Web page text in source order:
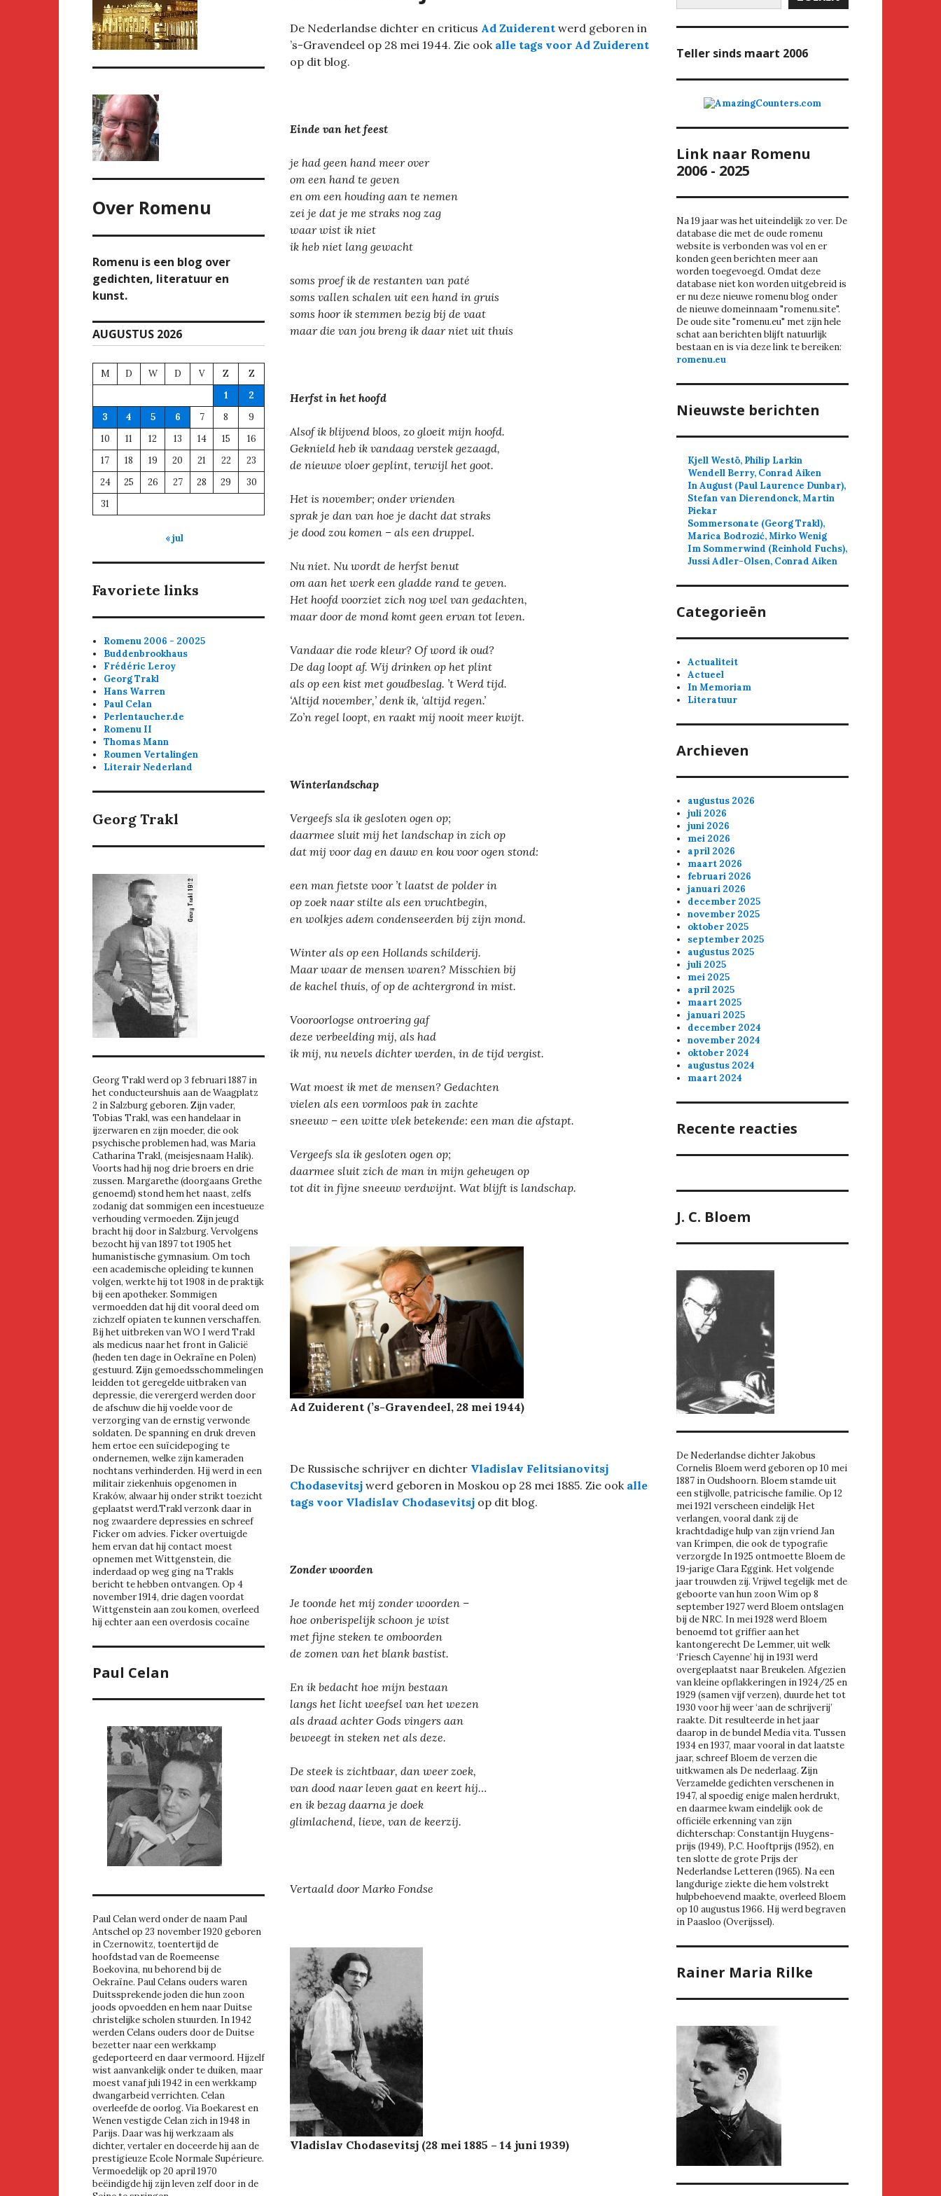
De Nederlandse dichter en criticus Ad Zuiderent werd geboren in
’s-Gravendeel op 28 mei 1944. Zie ook alle tags voor Ad Zuiderent
op dit blog.
Einde van het feest
je had geen hand meer over
om een hand te geven
en om een houding aan te nemen
zei je dat je me straks nog zag
waar wist ik niet
ik heb niet lang gewacht
soms proef ik de restanten van paté
soms vallen schalen uit een hand in gruis
soms hoor ik stemmen bezig bij de vaat
maar die van jou breng ik daar niet uit thuis
Herfst in het hoofd
Alsof ik blijvend bloos, zo gloeit mijn hoofd.
Geknield heb ik vandaag verstek gezaagd,
de nieuwe vloer geplint, terwijl het goot.
Het is november; onder vrienden
sprak je dan van hoe je dacht dat straks
je dood zou komen – als een druppel.
Nu niet. Nu wordt de herfst benut
om aan het werk een gladde rand te geven.
Het hoofd voorziet zich nog wel van gedachten,
maar door de mond komt geen ervan tot leven.
Vandaar die rode kleur? Of word ik oud?
De dag loopt af. Wij drinken op het plint
als op een kist met goudbeslag. ’t Werd tijd.
‘Altijd november,’ denk ik, ‘altijd regen.’
Zo’n regel loopt, en raakt mij nooit meer kwijt.
Winterlandschap
Vergeefs sla ik gesloten ogen op;
daarmee sluit mij het landschap in zich op
dat mij voor dag en dauw en kou voor ogen stond:
een man fietste voor ’t laatst de polder in
op zoek naar stilte als een vruchtbegin,
en wolkjes adem condenseerden bij zijn mond.
Winter als op een Hollands schilderij.
Maar waar de mensen waren? Misschien bij
de kachel thuis, of op de achtergrond in mist.
Vooroorlogse ontroering gaf
deze verbeelding mij, als had
ik mij, nu nevels dichter werden, in de tijd vergist.
Wat moest ik met de mensen? Gedachten
vielen als een vormloos pak in zachte
sneeuw – een witte vlek betekende: een man die afstapt.
Vergeefs sla ik gesloten ogen op;
daarmee sluit zich de man in mijn geheugen op
tot dit in fijne sneeuw verdwijnt. Wat blijft is landschap.
Ad Zuiderent (’s-Gravendeel, 28 mei 1944)
De Russische schrijver en dichter Vladislav Felitsianovitsj
Chodasevitsj werd geboren in Moskou op 28 mei 1885. Zie ook alle
tags voor Vladislav Chodasevitsj op dit blog.
Zonder woorden
Je toonde het mij zonder woorden –
hoe onberispelijk schoon je wist
met fijne steken te omboorden
de zomen van het blank bastist.
En ik bedacht hoe mijn bestaan
langs het licht weefsel van het wezen
als draad achter Gods vingers aan
beweegt in steken net als deze.
De steek is zichtbaar, dan weer zoek,
van dood naar leven gaat en keert hij…
en ik bezag daarna je doek
glimlachend, lieve, van de keerzij.
Vertaald door Marko Fondse
Vladislav Chodasevitsj (28 mei 1885 – 14 juni 1939)
Over Romenu
Romenu is een blog over
gedichten, literatuur en
kunst.
AUGUSTUS 2026
M D W D V Z
Z
1
2
3
4 5 6 7 8
9
10
11 12 13 14 15
16
17
18 19 20 21 22
23
24
25 26 27 28 29
30
31
« jul
Favoriete links
Romenu 2006 - 20025
Buddenbrookhaus
Frédéric Leroy
Georg Trakl
Hans Warren
Paul Celan
Perlentaucher.de
Romenu II
Thomas Mann
Roumen Vertalingen
Literair Nederland
Georg Trakl
Georg Trakl werd op 3 februari 1887 in
het conducteurshuis aan de Waagplatz
2 in Salzburg geboren. Zijn vader,
Tobias Trakl, was een handelaar in
ijzerwaren en zijn moeder, die ook
psychische problemen had, was Maria
Catharina Trakl, (meisjesnaam Halik).
Voorts had hij nog drie broers en drie
zussen. Margarethe (doorgaans Grethe
genoemd) stond hem het naast, zelfs
zodanig dat sommigen een incestueuze
verhouding vermoeden. Zijn jeugd
bracht hij door in Salzburg. Vervolgens
bezocht hij van 1897 tot 1905 het
humanistische gymnasium. Om toch
een academische opleiding te kunnen
volgen, werkte hij tot 1908 in de praktijk
bij een apotheker. Sommigen
vermoedden dat hij dit vooral deed om
zichzelf opiaten te kunnen verschaffen.
Bij het uitbreken van WO I werd Trakl
als medicus naar het front in Galicië
(heden ten dage in Oekraïne en Polen)
gestuurd. Zijn gemoedsschommelingen
leidden tot geregelde uitbraken van
depressie, die verergerd werden door
de afschuw die hij voelde voor de
verzorging van de ernstig verwonde
soldaten. De spanning en druk dreven
hem ertoe een suïcidepoging te
ondernemen, welke zijn kameraden
nochtans verhinderden. Hij werd in een
militair ziekenhuis opgenomen in
Kraków, alwaar hij onder strikt toezicht
geplaatst werd.Trakl verzonk daar in
nog zwaardere depressies en schreef
Ficker om advies. Ficker overtuigde
hem ervan dat hij contact moest
opnemen met Wittgenstein, die
inderdaad op weg ging na Trakls
bericht te hebben ontvangen. Op 4
november 1914, drie dagen voordat
Wittgenstein aan zou komen, overleed
hij echter aan een overdosis cocaïne
Paul Celan
Paul Celan werd onder de naam Paul
Antschel op 23 november 1920 geboren
in Czernowitz, toentertijd de
hoofdstad van de Roemeense
Boekovina, nu behorend bij de
Oekraïne. Paul Celans ouders waren
Duitssprekende joden die hun zoon
joods opvoedden en hem naar Duitse
christelijke scholen stuurden. In 1942
werden Celans ouders door de Duitse
bezetter naar een werkkamp
gedeporteerd en daar vermoord. Hijzelf
wist aanvankelijk onder te duiken, maar
moest vanaf juli 1942 in een werkkamp
dwangarbeid verrichten. Celan
overleefde de oorlog. Via Boekarest en
Wenen vestigde Celan zich in 1948 in
Parijs. Daar was hij werkzaam als
dichter, vertaler en doceerde hij aan de
prestigieuze Ecole Normale Supérieure.
Vermoedelijk op 20 april 1970
beëindigde hij zijn leven zelf door in de
Teller sinds maart 2006
Link naar Romenu
2006 - 2025
Na 19 jaar was het uiteindelijk zo ver. De
database die met de oude romenu
website is verbonden was vol en er
konden geen berichten meer aan
worden toegevoegd. Omdat deze
database niet kon worden uitgebreid is
er nu deze nieuwe romenu blog onder
de nieuwe domeinnaam "romenu.site".
De oude site "romenu.eu" met zijn hele
schat aan berichten blijft natuurlijk
bestaan en is via deze link te bereiken:
romenu.eu
Nieuwste berichten
Kjell Westö, Philip Larkin
Wendell Berry, Conrad Aiken
In August (Paul Laurence Dunbar),
Stefan van Dierendonck, Martin
Piekar
Sommersonate (Georg Trakl),
Marica Bodrozić, Mirko Wenig
Im Sommerwind (Reinhold Fuchs),
Jussi Adler-Olsen, Conrad Aiken
Categorieën
Actualiteit
Actueel
In Memoriam
Literatuur
Archieven
augustus 2026
juli 2026
juni 2026
mei 2026
april 2026
maart 2026
februari 2026
januari 2026
december 2025
november 2025
oktober 2025
september 2025
augustus 2025
juli 2025
mei 2025
april 2025
maart 2025
januari 2025
december 2024
november 2024
oktober 2024
augustus 2024
maart 2024
Recente reacties
J. C. Bloem
De Nederlandse dichter Jakobus
Cornelis Bloem werd geboren op 10 mei
1887 in Oudshoorn. Bloem stamde uit
een stijlvolle, patricische familie. Op 12
mei 1921 verscheen eindelijk Het
verlangen, vooral dank zij de
krachtdadige hulp van zijn vriend Jan
van Krimpen, die ook de typografie
verzorgde In 1925 ontmoette Bloem de
19-jarige Clara Eggink. Het volgende
jaar trouwden zij. Vrijwel tegelijk met de
geboorte van hun zoon Wim op 8
september 1927 werd Bloem ontslagen
bij de NRC. In mei 1928 werd Bloem
benoemd tot griffier aan het
kantongerecht De Lemmer, uit welk
‘Friesch Cayenne’ hij in 1931 werd
overgeplaatst naar Breukelen. Afgezien
van kleine opflakkeringen in 1924/25 en
1929 (samen vijf verzen), duurde het tot
1930 voor hij weer ‘aan de schrijverij’
raakte. Dit resulteerde in het jaar
daarop in de bundel Media vita. Tussen
1934 en 1937, maar vooral in dat laatste
jaar, schreef Bloem de verzen die
uitkwamen als De nederlaag. Zijn
Verzamelde gedichten verschenen in
1947, al spoedig enige malen herdrukt,
en daarmee kwam eindelijk ook de
officiële erkenning van zijn
dichterschap: Constantijn Huygens-
prijs (1949), P.C. Hooftprijs (1952), en
ten slotte de grote Prijs der
Nederlandse Letteren (1965). Na een
langdurige ziekte die hem volstrekt
hulpbehoevend maakte, overleed Bloem
op 10 augustus 1966. Hij werd begraven
in Paasloo (Overijssel).
Rainer Maria Rilke